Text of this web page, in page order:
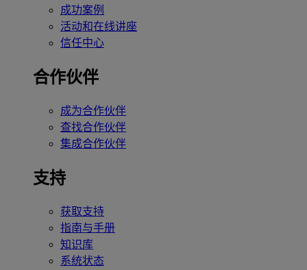
成功案例
活动和在线讲座
信任中心
合作伙伴
成为合作伙伴
查找合作伙伴
集成合作伙伴
支持
获取支持
指南与手册
知识库
系统状态